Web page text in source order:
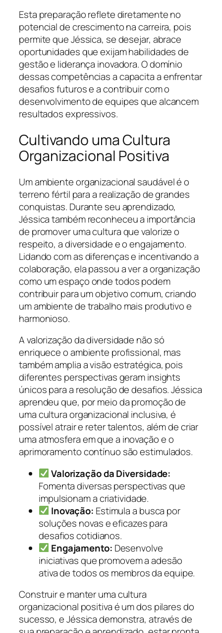
Esta preparação reflete diretamente no
potencial de crescimento na carreira, pois
permite que Jéssica, se desejar, abrace
oportunidades que exijam habilidades de
gestão e liderança inovadora. O domínio
dessas competências a capacita a enfrentar
desafios futuros e a contribuir com o
desenvolvimento de equipes que alcancem
resultados expressivos.
Cultivando uma Cultura
Organizacional Positiva
Um ambiente organizacional saudável é o
terreno fértil para a realização de grandes
conquistas. Durante seu aprendizado,
Jéssica também reconheceu a importância
de promover uma cultura que valorize o
respeito, a diversidade e o engajamento.
Lidando com as diferenças e incentivando a
colaboração, ela passou a ver a organização
como um espaço onde todos podem
contribuir para um objetivo comum, criando
um ambiente de trabalho mais produtivo e
harmonioso.
A valorização da diversidade não só
enriquece o ambiente profissional, mas
também amplia a visão estratégica, pois
diferentes perspectivas geram insights
únicos para a resolução de desafios. Jéssica
aprendeu que, por meio da promoção de
uma cultura organizacional inclusiva, é
possível atrair e reter talentos, além de criar
uma atmosfera em que a inovação e o
aprimoramento contínuo são estimulados.
Valorização da Diversidade:
Fomenta diversas perspectivas que
impulsionam a criatividade.
Inovação: Estimula a busca por
soluções novas e eficazes para
desafios cotidianos.
Engajamento: Desenvolve
iniciativas que promovem a adesão
ativa de todos os membros da equipe.
Construir e manter uma cultura
organizacional positiva é um dos pilares do
sucesso, e Jéssica demonstra, através de